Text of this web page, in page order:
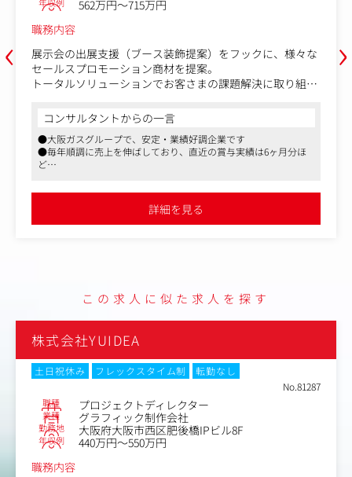
‹
年収例
562万円～715万円
職務内容
展示会の出展支援（ブース装飾提案）をフックに、様々な
セールスプロモーション商材を提案。
トータルソリューションでお客さまの課題解決に取り組ん
＜展示会について＞
東京ゲームショーや東京モーターショーのように、大規模
会場で業界・テーマごとに企業が新製品やサービスを発
表・紹介し、来場者を新規顧客として開拓するイベントで
見本市、トレードショー、フェア、EXPOなどとも呼ば
れ、エンタメや自動車だけでなく、工業製品、ITシステ
●展示会に出展するクライアントに対し、ブースデザイン
・当社が運営するポータルサイト(展サポ)への問合せ対応
や、展示会会場での新規開拓営業
・お客さま課題を掘り下げ、解決策となるSP手段（WEB、
イベント、紙媒体等）の企画、提案
・KBIソリューション商材（コールセンター受託業務、研
修等）のクロスセル営業
・受託SP案件の進行管理
●新規協力会社の開拓、育成
コンサルタントからの一言
●大阪ガスグループで、安定・業績好調企業です
●毎年順調に売上を伸ばしており、直近の賞与実績は6ヶ月分ほ
詳細を見る
›
この求人に似た求人を探す
株式会社YUIDEA
土日祝休み フレックスタイム制
転勤なし
No.81287
職種 プロジェクトディレクター
業種 グラフィック制作会社
勤務地 大阪府大阪市西区肥後橋IPビル8F
年収例
440万円～550万円
職務内容